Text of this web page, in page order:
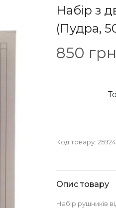
Набір з
(Пудра,
850
Код товару:
Опис товару
Набір рушників